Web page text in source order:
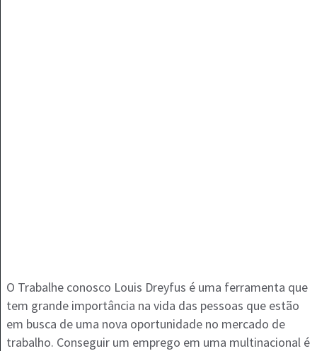
O Trabalhe conosco Louis Dreyfus é uma ferramenta que
tem grande importância na vida das pessoas que estão
em busca de uma nova oportunidade no mercado de
trabalho. Conseguir um emprego em uma multinacional é